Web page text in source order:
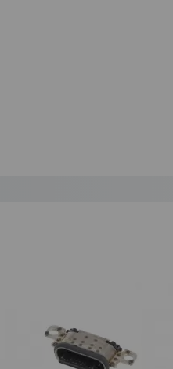
la Ley Ministerial de